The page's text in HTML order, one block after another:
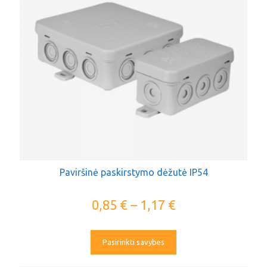
Paviršinė paskirstymo dėžutė IP54
0,85 € – 1,17 €
Pasirinkti savybes